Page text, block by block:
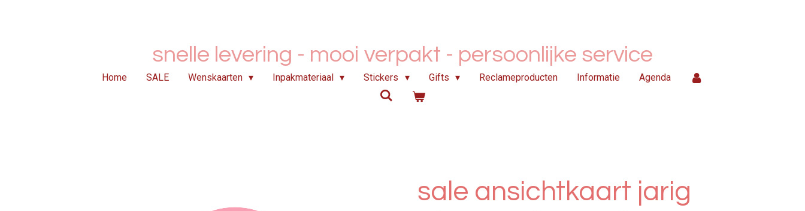
snelle levering - mooi verpakt - persoonlijke service
Home SALE Wenskaarten Inpakmateriaal Stickers Gifts Reclameproducten Informatie Agenda
sale ansichtkaart jarig